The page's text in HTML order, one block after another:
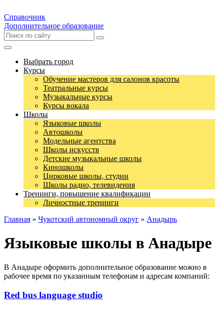
Справочник
Дополнительное образование
Выбрать город
Курсы
Обучение мастеров для салонов красоты
Театральные курсы
Музыкальные курсы
Курсы вокала
Школы
Языковые школы
Автошколы
Модельные агентства
Школы искусств
Детские музыкальные школы
Киношколы
Цирковые школы, студии
Школы радио, телевидения
Тренинги, повышение квалификации
Личностные тренинги
Главная » Чукотский автономный округ » Анадырь
Языковые школы в Анадыре
В Анадыре оформить дополнительное образование можно в
рабочее время по указанным телефонам и адресам компаний:
Red bus language studio